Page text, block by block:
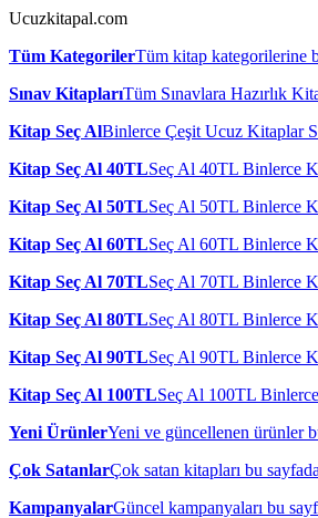
Ucuzkitapal.com
Tüm KategorilerTüm kitap kategorilerine
Sınav KitaplarıTüm Sınavlara Hazırlık
Kitap Seç AlBinlerce Çeşit Ucuz Kitaplar
Kitap Seç Al 40TLSeç Al 40TL Binlerce
Kitap Seç Al 50TLSeç Al 50TL Binlerce
Kitap Seç Al 60TLSeç Al 60TL Binlerce
Kitap Seç Al 70TLSeç Al 70TL Binlerce
Kitap Seç Al 80TLSeç Al 80TL Binlerce
Kitap Seç Al 90TLSeç Al 90TL Binlerce
Kitap Seç Al 100TLSeç Al 100TL
Yeni ÜrünlerYeni ve güncellenen ürünler
Çok SatanlarÇok satan kitapları bu
KampanyalarGüncel kampanyaları bu